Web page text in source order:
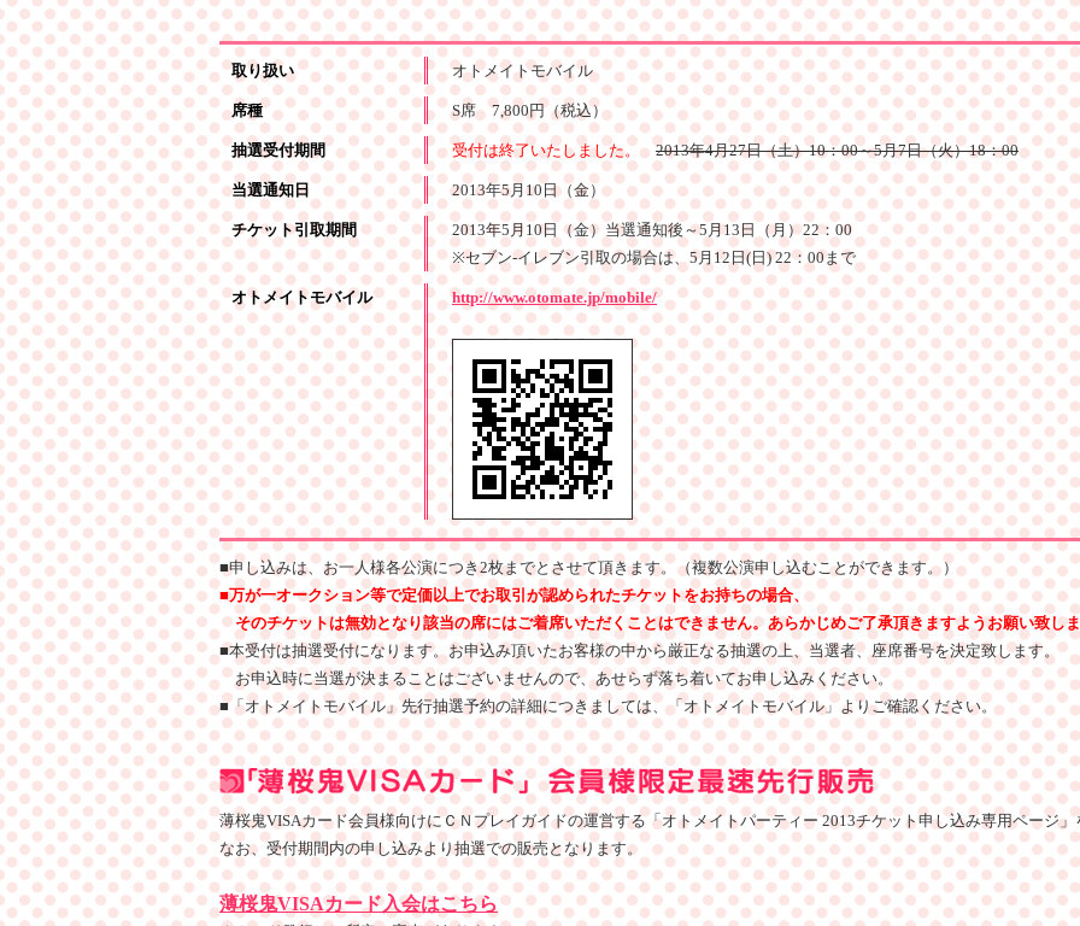
取り扱い オトメイトモバイル
席種 S席 7,800円（税込）
抽選受付期間 受付は終了いたしました。 2013年4月27日（土）10：00～5月7日（火）18：00
当選通知日 2013年5月10日（金）
チケット引取期間
2013年5月10日（金）当選通知後～5月13日（月）22：00
※セブン-イレブン引取の場合は、5月12日(日) 22：00まで
オトメイトモバイル http://www.otomate.jp/mobile/
■申し込みは、お一人様各公演につき2枚までとさせて頂きます。（複数公演申し込むことができます。）
■万が一オークション等で定価以上でお取引が認められたチケットをお持ちの場合、
そのチケットは無効となり該当の席にはご着席いただくことはできません。あらかじめご了承頂きますようお願い致し
■本受付は抽選受付になります。お申込み頂いたお客様の中から厳正なる抽選の上、当選者、座席番号を決定致します。
お申込時に当選が決まることはございませんので、あせらず落ち着いてお申し込みください。
■「オトメイトモバイル」先行抽選予約の詳細につきましては、「オトメイトモバイル」よりご確認ください。
薄桜鬼VISAカード会員様向けにＣＮプレイガイドの運営する「オトメイトパーティー 2013チケット申し込み専用ページ
なお、受付期間内の申し込みより抽選での販売となります。
薄桜鬼VISAカード入会はこちら